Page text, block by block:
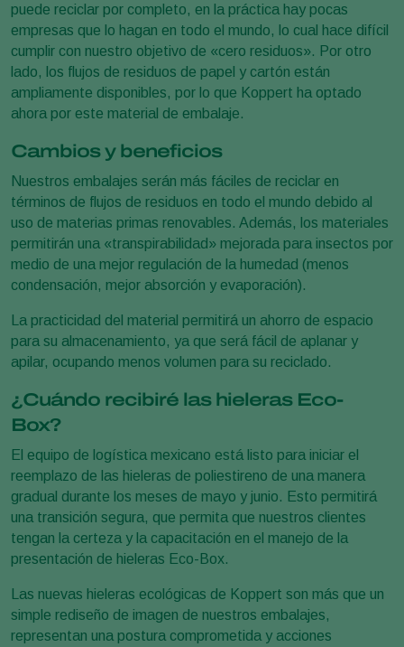
puede reciclar por completo, en la práctica hay pocas
empresas que lo hagan en todo el mundo, lo cual hace difícil
cumplir con nuestro objetivo de «cero residuos». Por otro
lado, los flujos de residuos de papel y cartón están
ampliamente disponibles, por lo que Koppert ha optado
ahora por este material de embalaje.
Cambios y beneficios
Nuestros embalajes serán más fáciles de reciclar en
términos de flujos de residuos en todo el mundo debido al
uso de materias primas renovables. Además, los materiales
permitirán una «transpirabilidad» mejorada para insectos por
medio de una mejor regulación de la humedad (menos
condensación, mejor absorción y evaporación).
La practicidad del material permitirá un ahorro de espacio
para su almacenamiento, ya que será fácil de aplanar y
apilar, ocupando menos volumen para su reciclado.
¿Cuándo recibiré las hieleras Eco-
Box?
El equipo de logística mexicano está listo para iniciar el
reemplazo de las hieleras de poliestireno de una manera
gradual durante los meses de mayo y junio. Esto permitirá
una transición segura, que permita que nuestros clientes
tengan la certeza y la capacitación en el manejo de la
presentación de hieleras Eco-Box.
Las nuevas hieleras ecológicas de Koppert son más que un
simple rediseño de imagen de nuestros embalajes,
representan una postura comprometida y acciones